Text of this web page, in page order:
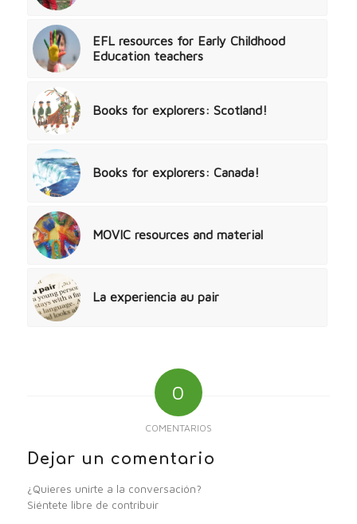
EFL resources for Early Childhood
Education teachers
Books for explorers: Scotland!
Books for explorers: Canada!
MOVIC resources and material
La experiencia au pair
0
COMENTARIOS
Dejar un comentario
¿Quieres unirte a la conversación?
Siéntete libre de contribuir